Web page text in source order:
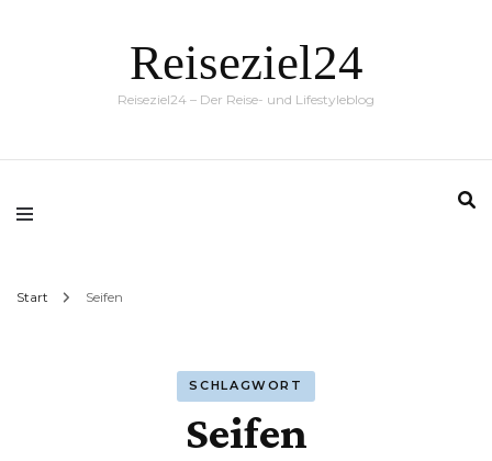
Reiseziel24
Reiseziel24 – Der Reise- und Lifestyleblog
Start Seifen
SCHLAGWORT
Seifen